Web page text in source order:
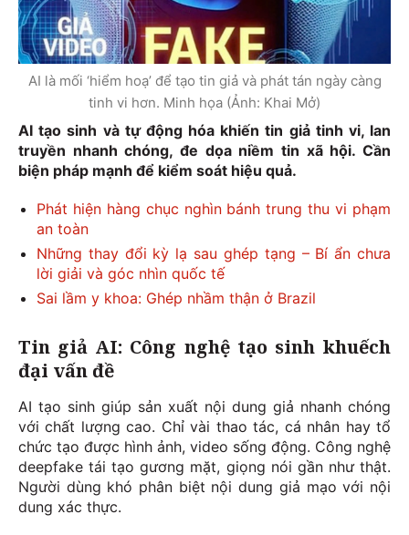
AI là mối ‘hiểm hoạ’ để tạo tin giả và phát tán ngày càng
tinh vi hơn. Minh họa (Ảnh: Khai Mở)
AI tạo sinh và tự động hóa khiến tin giả tinh vi, lan
truyền nhanh chóng, đe dọa niềm tin xã hội. Cần
biện pháp mạnh để kiểm soát hiệu quả.
Phát hiện hàng chục nghìn bánh trung thu vi phạm
an toàn
Những thay đổi kỳ lạ sau ghép tạng – Bí ẩn chưa
lời giải và góc nhìn quốc tế
Sai lầm y khoa: Ghép nhầm thận ở Brazil
Tin giả AI: Công nghệ tạo sinh khuếch
đại vấn đề
AI tạo sinh giúp sản xuất nội dung giả nhanh chóng
với chất lượng cao. Chỉ vài thao tác, cá nhân hay tổ
chức tạo được hình ảnh, video sống động. Công nghệ
deepfake tái tạo gương mặt, giọng nói gần như thật.
Người dùng khó phân biệt nội dung giả mạo với nội
dung xác thực.